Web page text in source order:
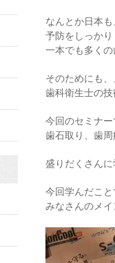
なんとか日本
予防をしっかり
一本でも多くの
そのためにも
歯科衛生士の
今回のセミナ
歯石取り、歯
盛りだくさん
今回学んだこと
みなさんのメ